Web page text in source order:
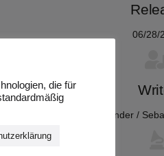
06/28/
Kurt Schoger / Martin Zänder /
die für